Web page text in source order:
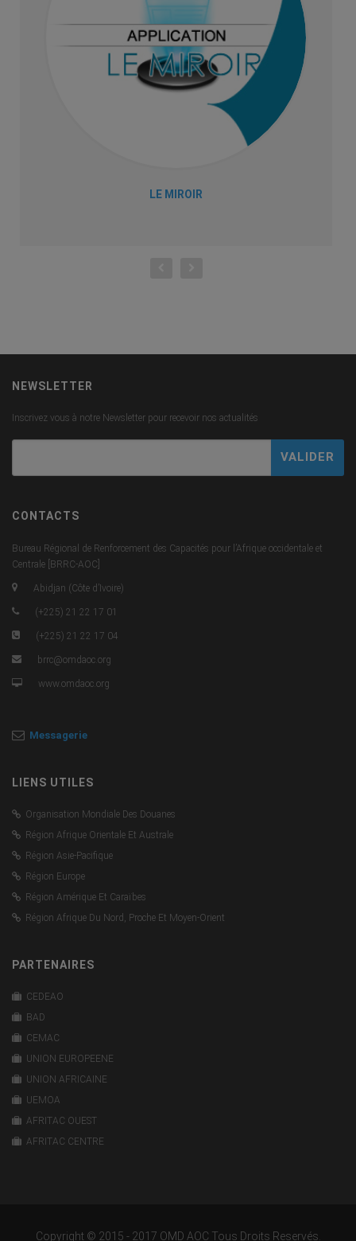
LE MIROIR
NEWSLETTER
Inscrivez vous à notre Newsletter pour recevoir nos actualités
CONTACTS
Bureau Régional de Renforcement des Capacités pour l’Afrique occidentale et
Centrale [BRRC-AOC]
Abidjan (Côte d’Ivoire)
(+225) 21 22 17 01
(+225) 21 22 17 04
brrc@omdaoc.org
www.omdaoc.org
Messagerie
LIENS UTILES
Organisation Mondiale Des Douanes
Région Afrique Orientale Et Australe
Région Asie-Pacifique
Région Europe
Région Amérique Et Caraïbes
Région Afrique Du Nord, Proche Et Moyen-Orient
PARTENAIRES
CEDEAO
BAD
CEMAC
UNION EUROPEENE
UNION AFRICAINE
UEMOA
AFRITAC OUEST
AFRITAC CENTRE
Copyright © 2015 - 2017 OMD AOC Tous Droits Reservés.